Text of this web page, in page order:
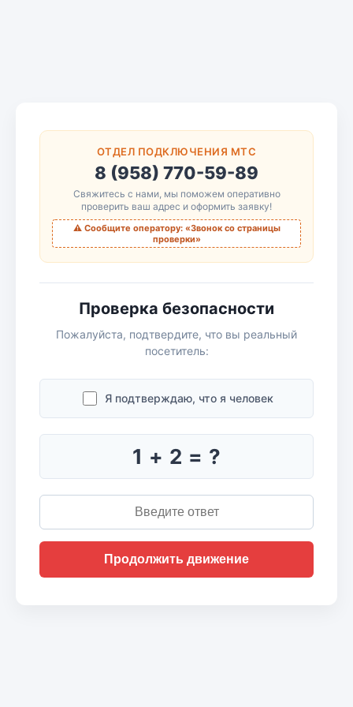
ОТДЕЛ ПОДКЛЮЧЕНИЯ МТС
8 (958) 770-59-89
Свяжитесь с нами, мы поможем оперативно
проверить ваш адрес и оформить заявку!
⚠️ Сообщите оператору: «Звонок со страницы
проверки»
Проверка безопасности
Пожалуйста, подтвердите, что вы реальный
посетитель:
Я подтверждаю, что я человек
1 + 2 = ?
Продолжить движение